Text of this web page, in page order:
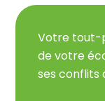
Votre tout-
de votre
ses conflits